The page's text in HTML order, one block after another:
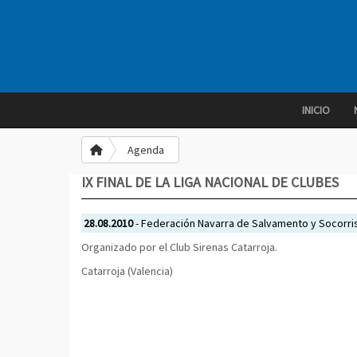
INICIO
Agenda
IX FINAL DE LA LIGA NACIONAL DE CLUBES
28.08.2010- Federación Navarra de Salvamento y
Organizado por el Club Sirenas Catarroja.
Catarroja (Valencia)